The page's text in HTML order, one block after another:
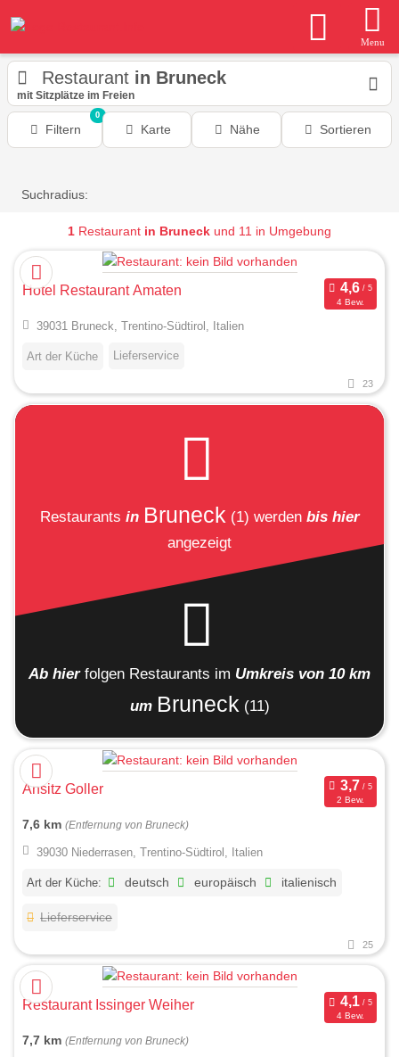
Menu
Restaurant in Bruneck
mit Sitzplätze im Freien
Filtern
0
Karte Nähe Sortieren
Suchradius:
1 Restaurant in Bruneck und 11 in Umgebung
Hotel Restaurant Amaten
4 Bew.
39031 Bruneck, Trentino-Südtirol, Italien
Art der Küche Lieferservice
23
Restaurants in Bruneck (1) werden bis hier
angezeigt
Ab hier folgen Restaurants im Umkreis von 10 km
um Bruneck (11)
Ansitz Goller
2 Bew.
7,6 km (Entfernung von Bruneck)
39030 Niederrasen, Trentino-Südtirol, Italien
Art der Küche: deutsch europäisch italienisch
Lieferservice
25
Restaurant Issinger Weiher
4 Bew.
7,7 km (Entfernung von Bruneck)